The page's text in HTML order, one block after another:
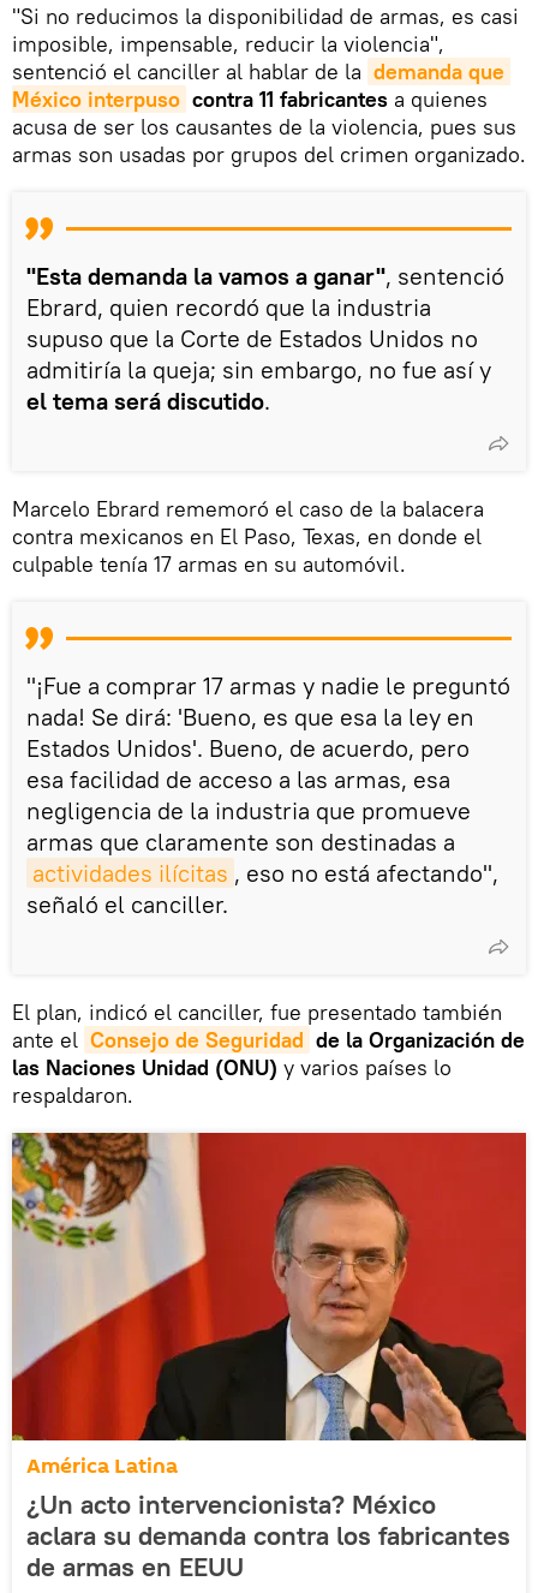
"Si no reducimos la disponibilidad de armas, es casi
imposible, impensable, reducir la violencia",
sentenció el canciller al hablar de la demanda que
México interpuso contra 11 fabricantes a quienes
acusa de ser los causantes de la violencia, pues sus
armas son usadas por grupos del crimen organizado.
"Esta demanda la vamos a ganar", sentenció
Ebrard, quien recordó que la industria
supuso que la Corte de Estados Unidos no
admitiría la queja; sin embargo, no fue así y
el tema será discutido.
Marcelo Ebrard rememoró el caso de la balacera
contra mexicanos en El Paso, Texas, en donde el
culpable tenía 17 armas en su automóvil.
"¡Fue a comprar 17 armas y nadie le preguntó
nada! Se dirá: 'Bueno, es que esa la ley en
Estados Unidos'. Bueno, de acuerdo, pero
esa facilidad de acceso a las armas, esa
negligencia de la industria que promueve
armas que claramente son destinadas a
actividades ilícitas , eso no está afectando",
señaló el canciller.
El plan, indicó el canciller, fue presentado también
ante el Consejo de Seguridad de la Organización de
las Naciones Unidad (ONU) y varios países lo
respaldaron.
América Latina
¿Un acto intervencionista? México
aclara su demanda contra los fabricantes
de armas en EEUU